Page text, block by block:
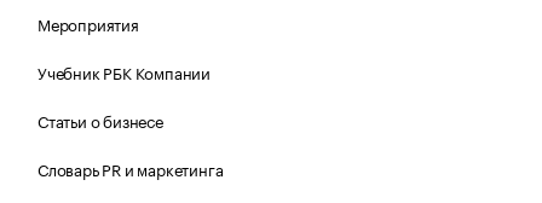
Мероприятия
Учебник РБК Компании
Статьи о бизнесе
Словарь PR и маркетинга